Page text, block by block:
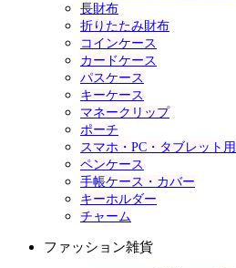
長財布
折りたたみ財布
コインケース
カードケース
パスケース
キーケース
マネークリップ
ポーチ
スマホ・PC・タブレット
ペンケース
手帳ケース・カバー
キーホルダー
チャーム
ファッション雑貨